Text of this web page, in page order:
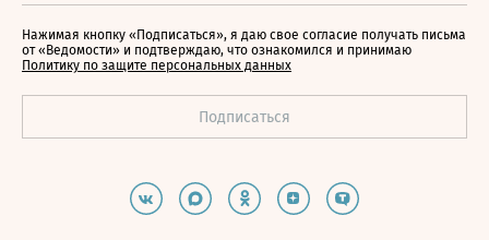
Нажимая кнопку «Подписаться», я даю свое согласие получать письма
от «Ведомости» и подтверждаю, что ознакомился и принимаю
Политику по защите персональных данных